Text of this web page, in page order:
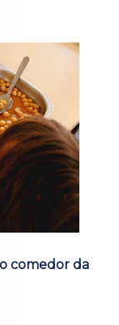
comedor da